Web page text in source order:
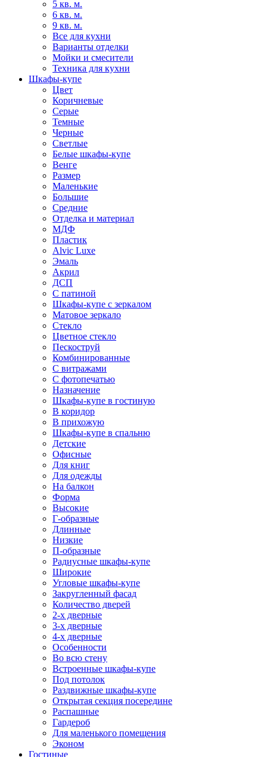
5 кв. м.
6 кв. м.
9 кв. м.
Все для кухни
Варианты отделки
Мойки и смесители
Техника для кухни
Шкафы-купе
Цвет
Коричневые
Серые
Темные
Черные
Светлые
Белые шкафы-купе
Венге
Размер
Маленькие
Большие
Средние
Отделка и материал
МДФ
Пластик
Alvic Luxe
Эмаль
Акрил
ДСП
С патиной
Шкафы-купе с зеркалом
Матовое зеркало
Стекло
Цветное стекло
Пескоструй
Комбинированные
С витражами
С фотопечатью
Назначение
Шкафы-купе в гостиную
В коридор
В прихожую
Шкафы-купе в спальню
Детские
Офисные
Для книг
Для одежды
На балкон
Форма
Высокие
Г-образные
Длинные
Низкие
П-образные
Радиусные шкафы-купе
Широкие
Угловые шкафы-купе
Закругленный фасад
Количество дверей
2-х дверные
3-х дверные
4-х дверные
Особенности
Во всю стену
Встроенные шкафы-купе
Под потолок
Раздвижные шкафы-купе
Открытая секция посередине
Распашные
Гардероб
Для маленького помещения
Эконом
Гостиные